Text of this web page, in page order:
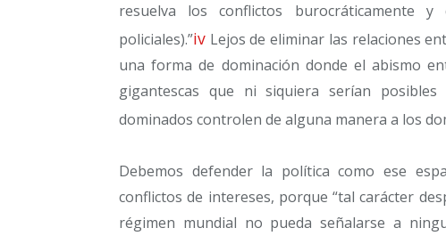
resuelva los conflictos burocráticamente
policiales).”iv Lejos de eliminar las relaciones
una forma de dominación donde el abismo
gigantescas que ni siquiera serían
dominados controlen de alguna manera a los
Debemos defender la política como ese
conflictos de intereses, porque “tal carácter
régimen mundial no pueda señalarse a